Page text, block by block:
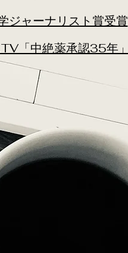
ジャーナリスト賞受賞
「中絶薬承認35年」